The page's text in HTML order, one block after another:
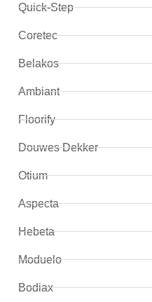
Quick-Step
Coretec
Belakos
Ambiant
Floorify
Douwes Dekker
Otium
Aspecta
Hebeta
Moduelo
Bodiax